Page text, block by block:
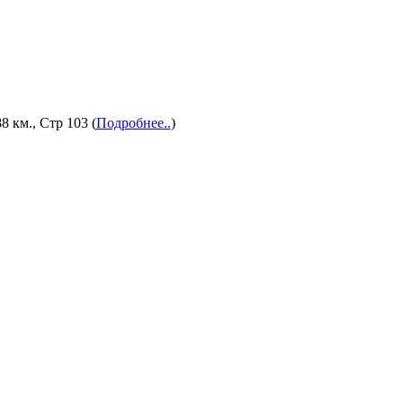
км., Стр 103 (Подробнее..)